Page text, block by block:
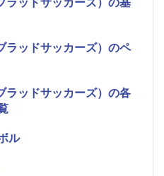
ッドサッカーズ）の基
ッドサッカーズ）のペ
ッドサッカーズ）の各
ル